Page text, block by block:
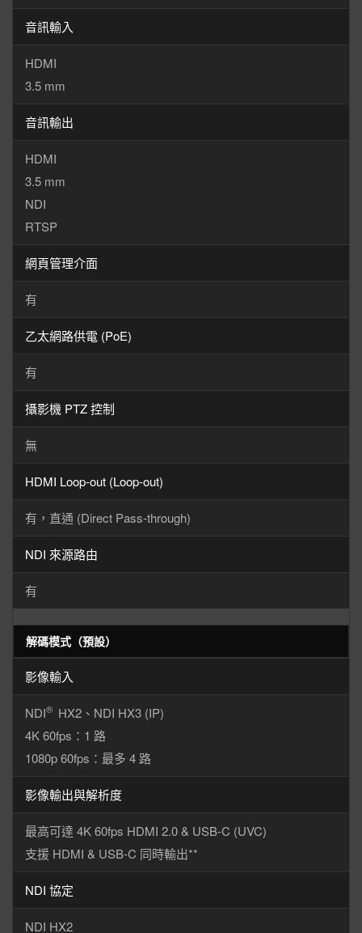
解碼模式（預設）
影像輸入
NDI® HX2、NDI HX3 (IP)
4K 60fps：1 路
1080p 60fps：最多 4 路
影像輸出與解析度
最高可達 4K 60fps HDMI 2.0 & USB-C (UVC)
支援 HDMI & USB-C 同時輸出**
NDI 協定
NDI HX2
音訊輸入
HDMI
3.5 mm
音訊輸出
HDMI
3.5 mm
NDI
RTSP
網頁管理介面
有
乙太網路供電 (PoE)
有
攝影機 PTZ 控制
無
HDMI Loop-out (Loop-out)
有，直通 (Direct Pass-through)
NDI 來源路由
有